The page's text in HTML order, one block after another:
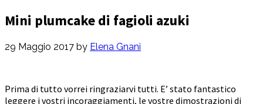
Mini plumcake di fagioli azuki
29 Maggio 2017 by Elena Gnani
Prima di tutto vorrei ringraziarvi tutti. E’ stato fantastico
leggere i vostri incoraggiamenti, le vostre dimostrazioni di